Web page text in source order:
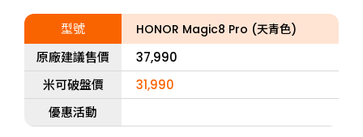
型號 HONOR Magic8 Pro (天青色)
原廠建議售價
37,990
米可破盤價
31,990
優惠活動